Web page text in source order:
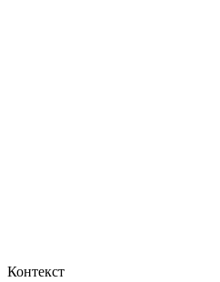
Контекст